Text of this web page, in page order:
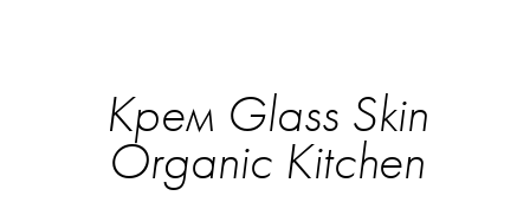
Крем Glass Skin
Organic Kitchen